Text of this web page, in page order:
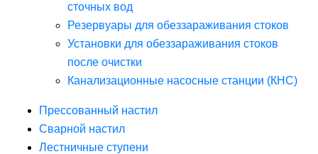
сточных вод
Резервуары для обеззараживания стоков
Установки для обеззараживания стоков
после очистки
Канализационные насосные станции (КНС)
Прессованный настил
Сварной настил
Лестничные ступени